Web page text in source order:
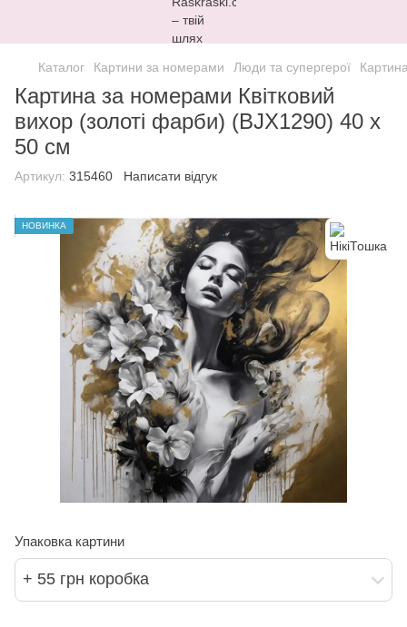
Каталог Картини за номерами Люди та супергерої
Картина за номерами Квітковий
вихор (золоті фарби) (BJX1290) 40 х
50 см
Артикул: 315460 Написати відгук
НОВИНКА
Упаковка картини
+ 55 грн коробка